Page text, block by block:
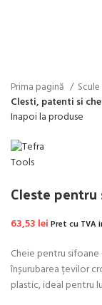
Prima pagină
Clesti, patenti si
Inapoi la produse
Cleste
63,53 lei Pret cu TVA
Cheie pentru
înșurubarea țevilor
plastic, ideal pentru